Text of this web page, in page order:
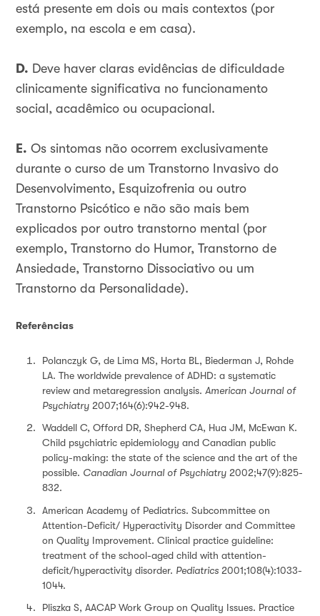
está presente em dois ou mais contextos (por
exemplo, na escola e em casa).
D. Deve haver claras evidências de dificuldade
clinicamente significativa no funcionamento
social, acadêmico ou ocupacional.
E. Os sintomas não ocorrem exclusivamente
durante o curso de um Transtorno Invasivo do
Desenvolvimento, Esquizofrenia ou outro
Transtorno Psicótico e não são mais bem
explicados por outro transtorno mental (por
exemplo, Transtorno do Humor, Transtorno de
Ansiedade, Transtorno Dissociativo ou um
Transtorno da Personalidade).
Referências
Polanczyk G, de Lima MS, Horta BL, Biederman J, Rohde
LA. The worldwide prevalence of ADHD: a systematic
review and metaregression analysis. American Journal of
Psychiatry 2007;164(6):942-948.
Waddell C, Offord DR, Shepherd CA, Hua JM, McEwan K.
Child psychiatric epidemiology and Canadian public
policy-making: the state of the science and the art of the
possible. Canadian Journal of Psychiatry 2002;47(9):825-
832.
American Academy of Pediatrics. Subcommittee on
Attention-Deficit/ Hyperactivity Disorder and Committee
on Quality Improvement. Clinical practice guideline:
treatment of the school-aged child with attention-
deficit/hyperactivity disorder. Pediatrics 2001;108(4):1033-
1044.
Pliszka S, AACAP Work Group on Quality Issues. Practice